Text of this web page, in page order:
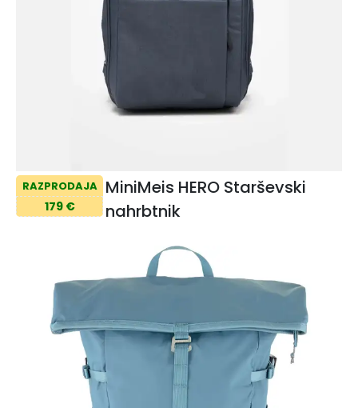
RAZPRODAJA
179 €
MiniMeis HERO Starševski
nahrbtnik